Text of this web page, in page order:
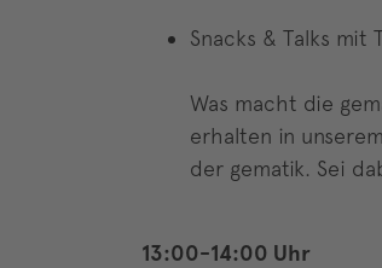
Snacks & Talks mit
Was macht die
erhalten in
der gematik. Sei
13:00-14:00 Uhr